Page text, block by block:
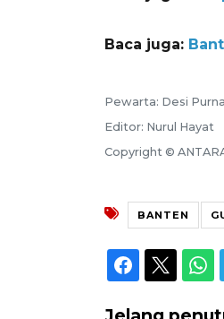
Baca juga:
Pewarta: Desi
Editor: Nurul Hayat
Copyright ©
BANTEN